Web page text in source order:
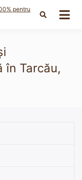
pentru
în Tarcău,